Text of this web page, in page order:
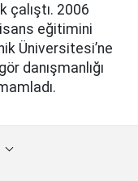
çalıştı. 2006
eğitimini
Üniversitesi’ne
danışmanlığı